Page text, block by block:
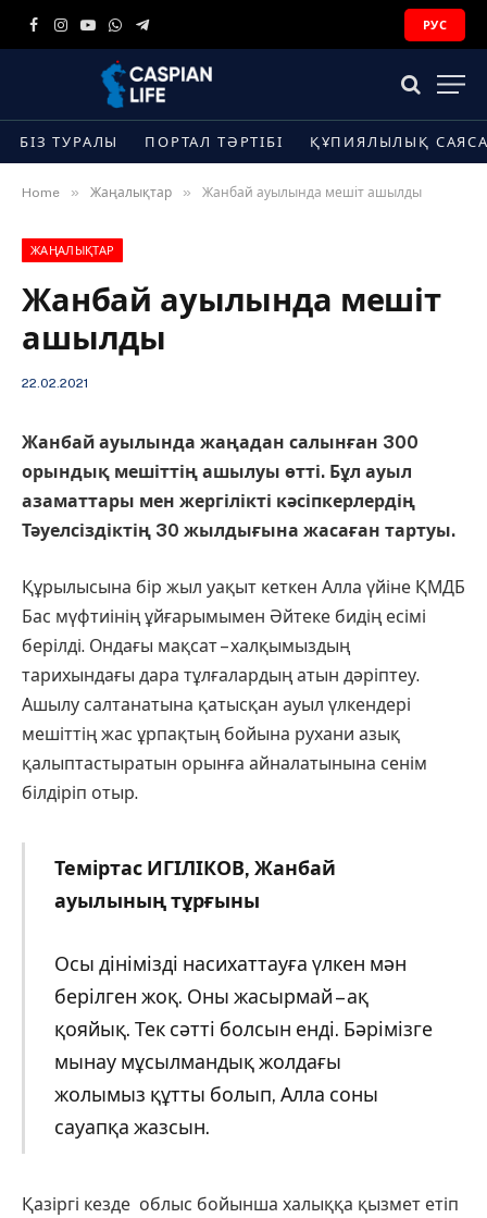
Facebook
Instagram
YouTube
WhatsApp
Telegram
РУС
БІЗ ТУРАЛЫ ПОРТАЛ ТӘРТІБІ ҚҰПИЯЛЫЛЫҚ
Home » Жаңалықтар » Жанбай ауылында мешіт ашылды
ЖАҢАЛЫҚТАР
Жанбай ауылында мешіт
ашылды
22.02.2021
Жанбай ауылында жаңадан салынған 300
орындық мешіттің ашылуы өтті. Бұл ауыл
азаматтары мен жергілікті кәсіпкерлердің
Тәуелсіздіктің 30 жылдығына жасаған тартуы.
Құрылысына бір жыл уақыт кеткен Алла үйіне ҚМДБ
Бас мүфтиінің ұйғарымымен Әйтеке бидің есімі
берілді. Ондағы мақсат – халқымыздың
тарихындағы дара тұлғалардың атын дәріптеу.
Ашылу салтанатына қатысқан ауыл үлкендері
мешіттің жас ұрпақтың бойына рухани азық
қалыптастыратын орынға айналатынына сенім
білдіріп отыр.
Теміртас ИГІЛІКОВ, Жанбай
ауылының тұрғыны
Осы дінімізді насихаттауға үлкен мән
берілген жоқ. Оны жасырмай – ақ
қояйық. Тек сәтті болсын енді. Бәрімізге
мынау мұсылмандық жолдағы
жолымыз құтты болып, Алла соны
сауапқа жазсын.
Қазіргі кезде облыс бойынша халыққа қызмет етіп